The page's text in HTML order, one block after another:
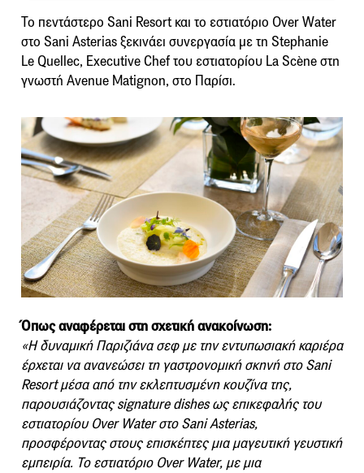
Το πεντάστερο Sani Resort και το εστιατόριο Over Water
στο Sani Asterias ξεκινάει συνεργασία με τη Stephanie
Le Quellec, Executive Chef του εστιατορίου La Scène στη
γνωστή Avenue Matignon, στο Παρίσι.
Όπως αναφέρεται στη σχετική ανακοίνωση:
«Η δυναμική Παριζιάνα σεφ με την εντυπωσιακή καριέρα
έρχεται να ανανεώσει τη γαστρονομική σκηνή στο Sani
Resort μέσα από την εκλεπτυσμένη κουζίνα της,
παρουσιάζοντας signature dishes ως επικεφαλής του
εστιατορίου Over Water στο Sani Asterias,
προσφέροντας στους επισκέπτες μια μαγευτική γευστική
εμπειρία. Το εστιατόριο Over Water, με μια